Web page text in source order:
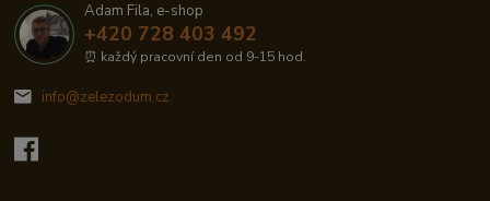
Adam Fila, e-shop
+420 728 403 492
⏰ každý pracovní den od 9-15 hod.
info@zelezodum.cz